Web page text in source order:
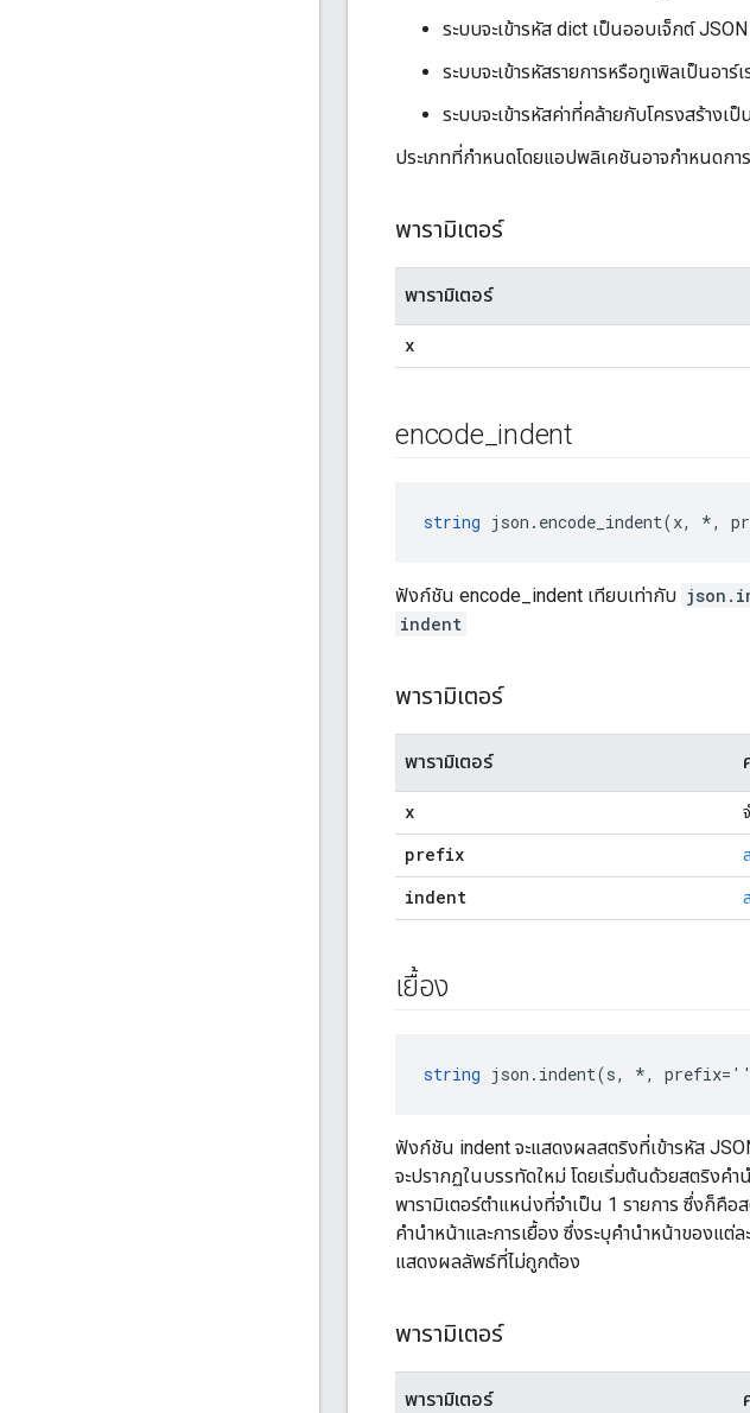
ระบบจะเข้ารหัส dict เป็นออบเจ็กต์
ระบบจะเข้ารหัสรายการหรือทูเพิลเป็นอาร์
ระบบจะเข้ารหัสค่าที่คล้ายกับโครงสร้าง
ประเภทที่กำหนดโดยแอปพลิเคชันอาจกำหนดกา
พารามิเตอร์
พารามิเตอร์
x
encode indent
string json.encode_indent(x,
ฟังก์ชัน encode_indent เทียบเท่ากับ
indent
พารามิเตอร์
พารามิเตอร์
x
prefix
indent
เยื้อง
string json.indent(s, *,
ฟังก์ชัน indent จะแสดงผลสตริงที่เข้ารหัส
จะปรากฏในบรรทัดใหม่ โดยเริ่มต้นด้วยสตริงค
พารามิเตอร์ตำแหน่งที่จำเป็น 1 รายการ ซึ่งก็คือ
คำนำหน้าและการเยื้อง ซึ่งระบุคำนำหน้าของแ
แสดงผลลัพธ์ที่ไม่ถูกต้อง
พารามิเตอร์
พารามิเตอร์